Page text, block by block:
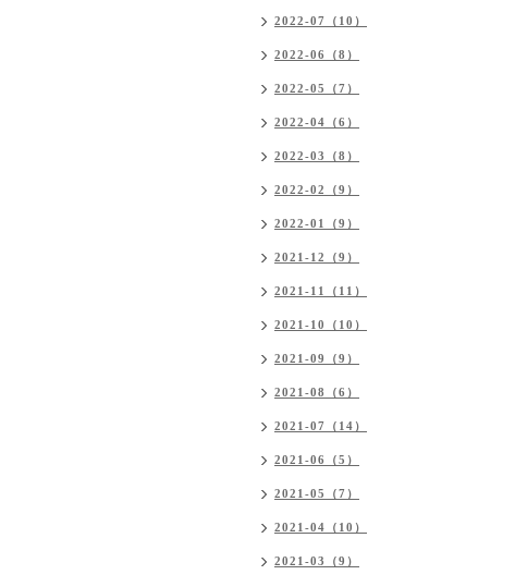
2022-07（10）
2022-06（8）
2022-05（7）
2022-04（6）
2022-03（8）
2022-02（9）
2022-01（9）
2021-12（9）
2021-11（11）
2021-10（10）
2021-09（9）
2021-08（6）
2021-07（14）
2021-06（5）
2021-05（7）
2021-04（10）
2021-03（9）